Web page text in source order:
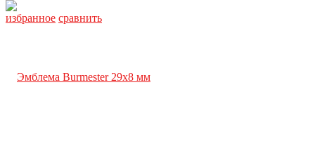
избранное сравнить